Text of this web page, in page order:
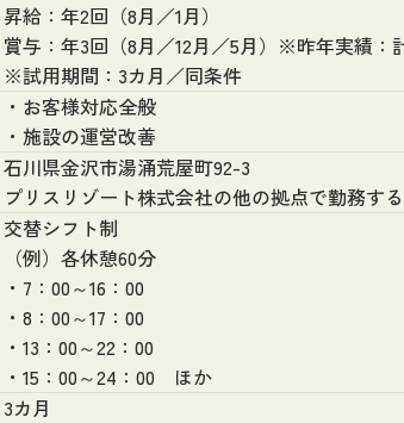
昇給：年2回（8月／1月）
賞与：年3回（8月／12月／5月）※昨年実績：
※試用期間：3カ月／同条件
・お客様対応全般
・施設の運営改善
石川県金沢市湯涌荒屋町92-3
プリスリゾート株式会社の他の拠点で勤務す
交替シフト制
（例）各休憩60分
・7：00～16：00
・8：00～17：00
・13：00～22：00
・15：00～24：00 ほか
3カ月